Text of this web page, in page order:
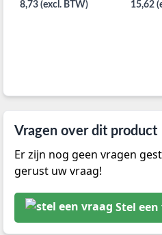
8,73 (excl. BTW) 15,62
Vragen over dit product
Er zijn nog geen vragen
gerust uw vraag!
Stel